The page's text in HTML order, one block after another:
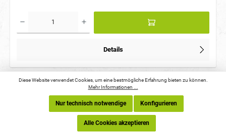
Details
Diese Website verwendet Cookies, um eine bestmögliche Erfahrung bieten zu können.
Mehr Informationen ...
Nur technisch notwendige Konfigurieren
Alle Cookies akzeptieren